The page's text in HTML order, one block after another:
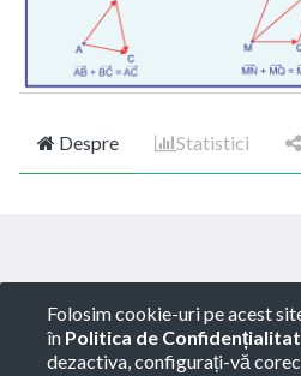
Despre Statistici
Folosim cookie-uri pe acest
în Politica de
dezactiva, configurați-vă
Copyright © ROTARY
utilizare-Politica de
juridică